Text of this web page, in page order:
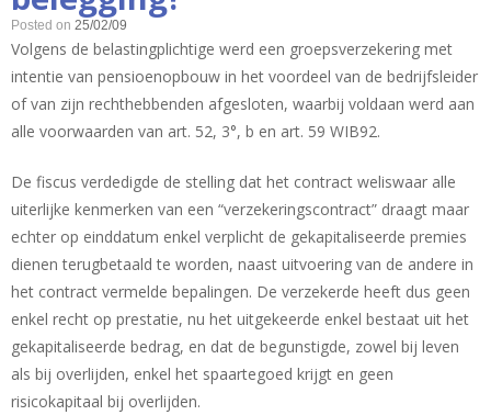
Posted on 25/02/09
Volgens de belastingplichtige werd een groepsverzekering met
intentie van pensioenopbouw in het voordeel van de bedrijfsleider
of van zijn rechthebbenden afgesloten, waarbij voldaan werd aan
alle voorwaarden van art. 52, 3°, b en art. 59 WIB92.
De fiscus verdedigde de stelling dat het contract weliswaar alle
uiterlijke kenmerken van een “verzekeringscontract” draagt maar
echter op einddatum enkel verplicht de gekapitaliseerde premies
dienen terugbetaald te worden, naast uitvoering van de andere in
het contract vermelde bepalingen. De verzekerde heeft dus geen
enkel recht op prestatie, nu het uitgekeerde enkel bestaat uit het
gekapitaliseerde bedrag, en dat de begunstigde, zowel bij leven
als bij overlijden, enkel het spaartegoed krijgt en geen
risicokapitaal bij overlijden.